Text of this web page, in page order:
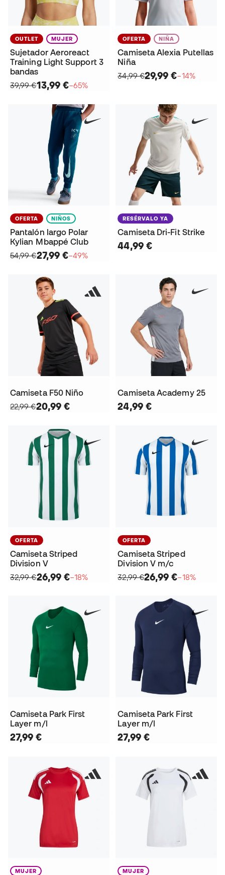
OUTLET MUJER
Sujetador Aeroreact
Training Light Support 3
bandas
39,99 €13,99 €−65%
OFERTA NIÑA
Camiseta Alexia Putellas
Niña
34,99 €29,99 €−14%
OFERTA NIÑOS
Pantalón largo Polar
Kylian Mbappé Club
54,99 €27,99 €−49%
RESÉRVALO YA
Camiseta Dri-Fit Strike
44,99 €
Camiseta F50 Niño
22,99 €20,99 €
Camiseta Academy 25
24,99 €
OFERTA
Camiseta Striped
Division V
32,99 €26,99 €−18%
OFERTA
Camiseta Striped
Division V m/c
32,99 €26,99 €−18%
Camiseta Park First
Layer m/l
27,99 €
Camiseta Park First
Layer m/l
27,99 €
MUJER MUJER